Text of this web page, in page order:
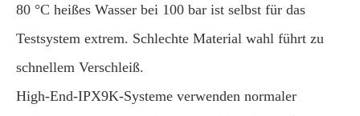
80 °C heißes Wasser bei 100 bar ist selbst für das
Testsystem extrem. Schlechte Material wahl führt zu
schnellem Verschleiß.
High-End-IPX9K-Systeme verwenden normaler